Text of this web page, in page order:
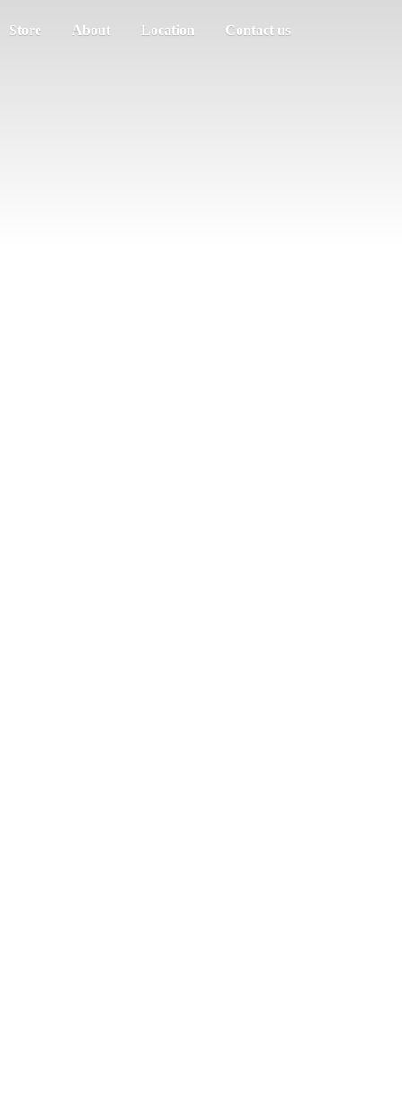
Store About Location Contact us